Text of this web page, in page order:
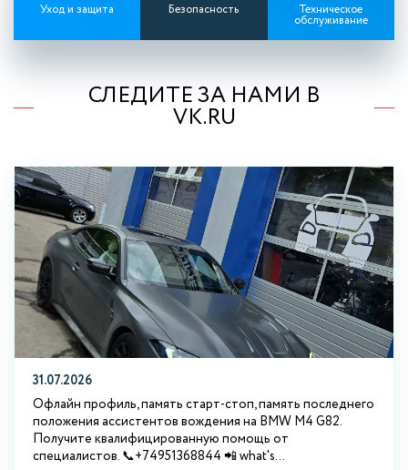
Уход и защита Безопасность Техническое
обслуживание
СЛЕДИТЕ ЗА НАМИ В
VK.RU
31.07.2026
Офлайн профиль, память старт-стоп, память последнего
положения ассистентов вождения на BMW М4 G82.
Получите квалифицированную помощь от
специалистов. 📞+74951368844 📲 what's...